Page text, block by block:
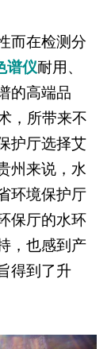
而在检测分
谱仪耐用、
的高端品
，所带来不
护厅选择艾
州来说，水
环境保护厅
保厅的水环
，也感到产
得到了升